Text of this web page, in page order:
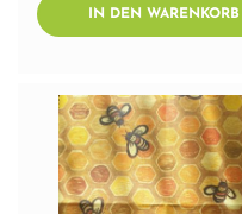
IN DEN WARENKORB